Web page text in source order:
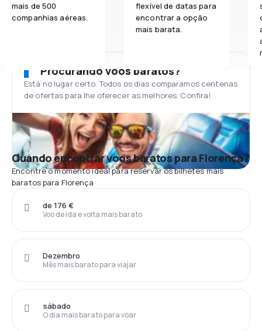
mais de 500
companhias aéreas.
flexível de datas para
encontrar a opção
mais barata.
Procurando voos baratos?
Está no lugar certo. Todos os dias comparamos centenas
de ofertas para lhe oferecer as melhores. Confira!
Quando encontrar voos baratos para Florença?
Encontre o momento ideal para reservar os bilhetes mais
baratos para Florença
Voo de ida e volta mais barato
de 176 €
Mês mais barato para viajar
Dezembro
O dia mais barato para voar
sábado